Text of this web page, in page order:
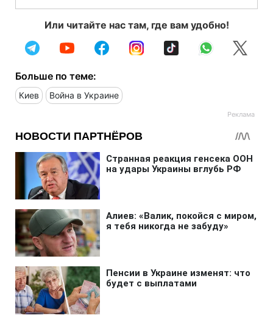
Или читайте нас там, где вам удобно!
Больше по теме:
Киев Война в Украине